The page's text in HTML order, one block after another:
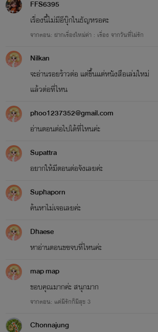
FFS6395
เรื่องนี้ไม่มีอีบุ๊กในธัญหรอคะ
จากตอน: ฝากเรื่องใหม่ค่า : เรื่อง จากวันที่ไม่รัก
Nilkan
จะอ่านรอยร้าวต่อ แต่ขึ้นแต่หนังสือเล่มใหม่
แล้วต่อที่ไหน
phoo1237352@gmail.com
อ่านตอนต่อไปได้ที่ไหนค่ะ
Supattra
อยากให้มีตอนต่อจังเลยค่ะ
Suphaporn
ค้นหาไม่เจอเลยค่ะ
Dhaese
หาอ่านตอนขฃจบที่ไหนค่ะ
map map
ขอบคุณมากค่ะ สนุกมาก
จากตอน: แค่มีรักก็มีสุข 3
Chonnajung